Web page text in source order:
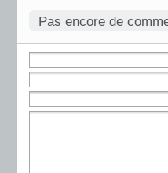
Pas encore de